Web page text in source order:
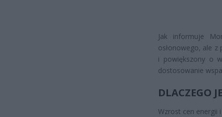
Jak informuje
osłonowego, ale z
i powiększony o
dostosowanie
DLACZEGO
Wzrost cen energii